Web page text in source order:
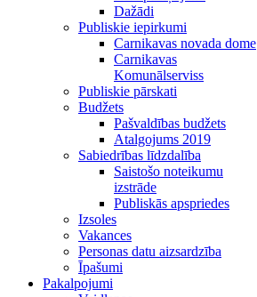
Dažādi
Publiskie iepirkumi
Carnikavas novada dome
Carnikavas
Komunālserviss
Publiskie pārskati
Budžets
Pašvaldības budžets
Atalgojums 2019
Sabiedrības līdzdalība
Saistošo noteikumu
izstrāde
Publiskās apspriedes
Izsoles
Vakances
Personas datu aizsardzība
Īpašumi
Pakalpojumi